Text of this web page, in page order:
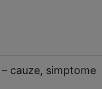
cauze, simptome